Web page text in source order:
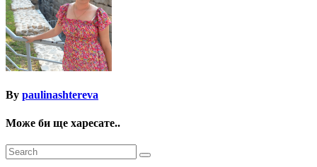
By paulinashtereva
Може би ще харесате..